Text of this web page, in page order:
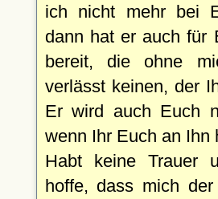
ich nicht mehr bei
dann hat er auch für
bereit, die ohne
verlässt keinen, der
Er wird auch Euch
wenn Ihr Euch an Ihn
Habt keine Trauer
hoffe, dass mich